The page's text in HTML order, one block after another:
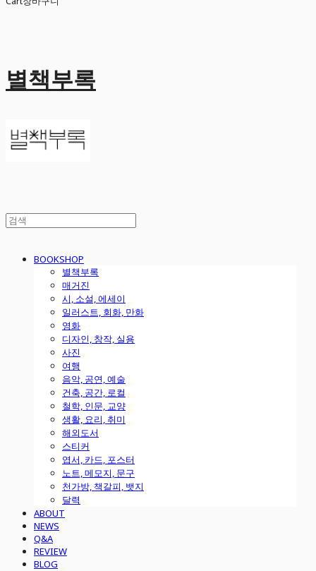
별책부록
BOOKSHOP
별책부록
매거진
시, 소설, 에세이
일러스트, 회화, 만화
영화
디자인, 창작, 실용
사진
여행
음악, 공연, 예술
건축, 공간, 로컬
철학, 인문, 교양
생활, 요리, 취미
해외도서
스티커
엽서, 카드, 포스터
노트, 메모지, 문구
천가방, 책갈피, 뱃지
달력
ABOUT
NEWS
Q&A
REVIEW
BLOG